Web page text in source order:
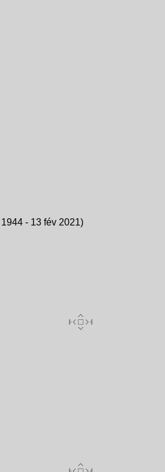
- 13 fév 2021)